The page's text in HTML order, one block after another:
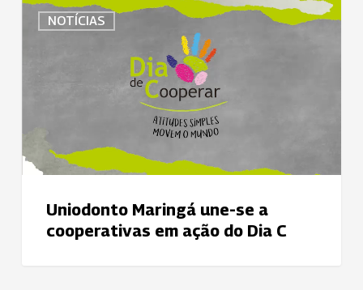
palestras,
hands-
práticas
NOTÍCIAS
Uniodonto
Maringá
ação
do
Uniodonto Maringá une-se a
cooperativas em ação do Dia C